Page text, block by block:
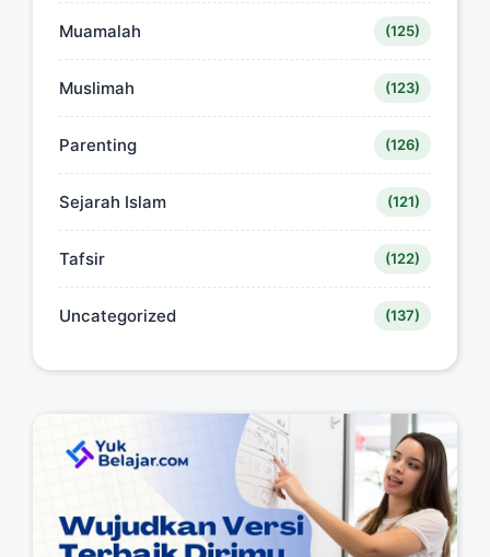
Muamalah (125)
Muslimah (123)
Parenting (126)
Sejarah Islam (121)
Tafsir (122)
Uncategorized (137)